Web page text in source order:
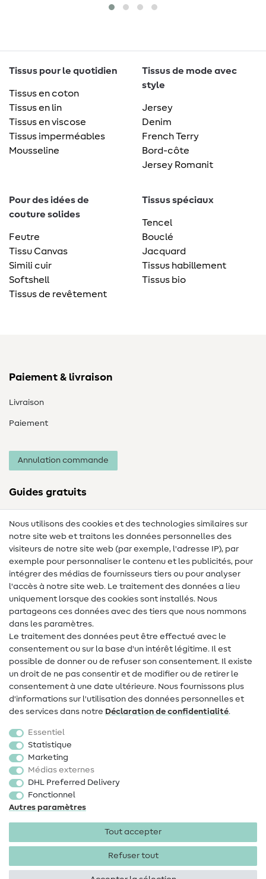
Tissus pour le quotidien
Tissus en coton
Tissus en lin
Tissus en viscose
Tissus imperméables
Mousseline
Tissus de mode avec
style
Jersey
Denim
French Terry
Bord-côte
Jersey Romanit
Pour des idées de
couture solides
Feutre
Tissu Canvas
Simili cuir
Softshell
Tissus de revêtement
Tissus spéciaux
Tencel
Bouclé
Jacquard
Tissus habillement
Tissus bio
Paiement & livraison
Livraison
Paiement
Annulation commande
Guides gratuits
Lexique de couture
Tutos de couture
Aide & contact
Contact
Changement de propriétaire
FAQ
Droit de rétractation
Populaire
Accessoires de couture
Promotions
Nous utilisons des cookies et des technologies similaires sur
notre site web et traitons les données personnelles des
visiteurs de notre site web (par exemple, l'adresse IP), par
exemple pour personnaliser le contenu et les publicités, pour
intégrer des médias de fournisseurs tiers ou pour analyser
l'accès à notre site web. Le traitement des données a lieu
uniquement lorsque des cookies sont installés. Nous
partageons ces données avec des tiers que nous nommons
dans les paramètres.
Le traitement des données peut être effectué avec le
consentement ou sur la base d'un intérêt légitime. Il est
possible de donner ou de refuser son consentement. Il existe
un droit de ne pas consentir et de modifier ou de retirer le
consentement à une date ultérieure. Nous fournissons plus
d'informations sur l'utilisation des données personnelles et
des services dans notre Déclaration de confidentialité.
Essentiel
Statistique
Marketing
Médias externes
DHL Preferred Delivery
Fonctionnel
Autres paramètres
Tout accepter
Refuser tout
Mentions légales Protection des données CGV
Droit